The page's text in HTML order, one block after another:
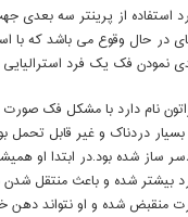
استفاده از پرینتر سه بعدی
در حال وقوع می باشد که با
استرالیایی 32 ساله مورد استفاده قرار گرفت.
اتون نام دارد با مشکل فک
دردناک و غیر قابل
ساز شده بود.در ابتدا او
بیشتر شده و باعث منتقل
منقبض شده و او نتواند دهن